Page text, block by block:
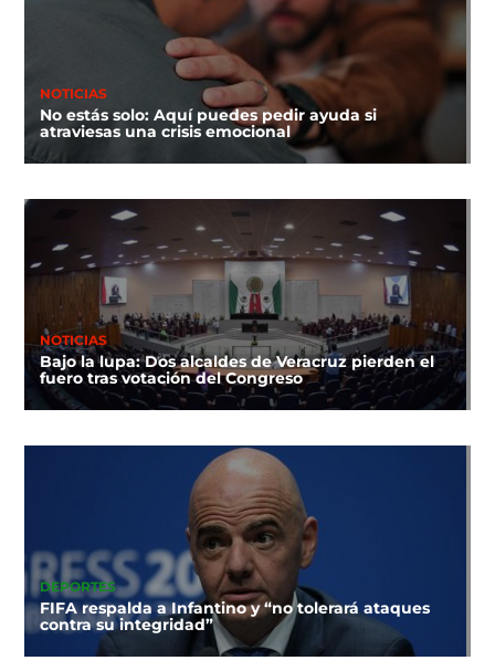
NOTICIAS
No estás solo: Aquí puedes pedir ayuda si
atraviesas una crisis emocional
NOTICIAS
Bajo la lupa: Dos alcaldes de Veracruz pierden el
fuero tras votación del Congreso
DEPORTES
FIFA respalda a Infantino y “no tolerará ataques
contra su integridad”